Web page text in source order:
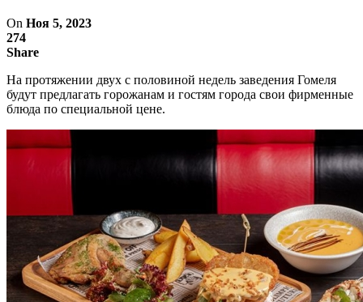
On Ноя 5, 2023
274
Share
На протяжении двух с половиной недель заведения Гомеля
будут предлагать горожанам и гостям города свои фирменные
блюда по специальной цене.